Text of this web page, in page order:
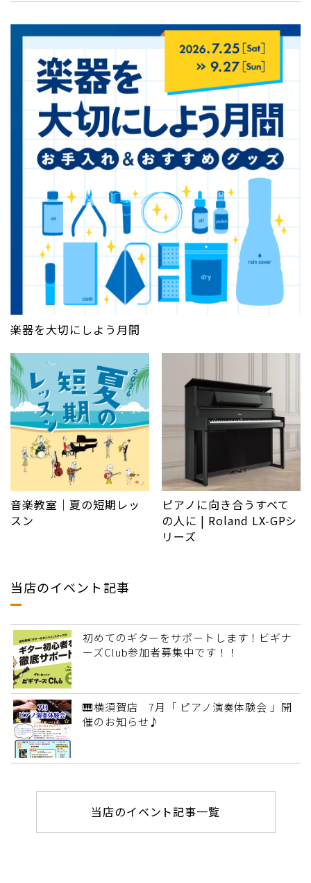
楽器を大切にしよう月間
音楽教室｜夏の短期レッ
スン
ピアノに向き合うすべて
の人に | Roland LX-GPシ
リーズ
当店のイベント記事
初めてのギターをサポートします！ビギナ
ーズClub参加者募集中です！！
🎹横須賀店 7月「 ピアノ演奏体験会 」開
催のお知らせ♪
当店のイベント記事一覧